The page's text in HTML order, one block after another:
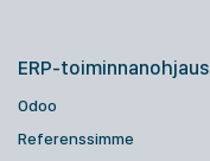
ERP-toiminnanohjaus
Odoo
Referenssimme